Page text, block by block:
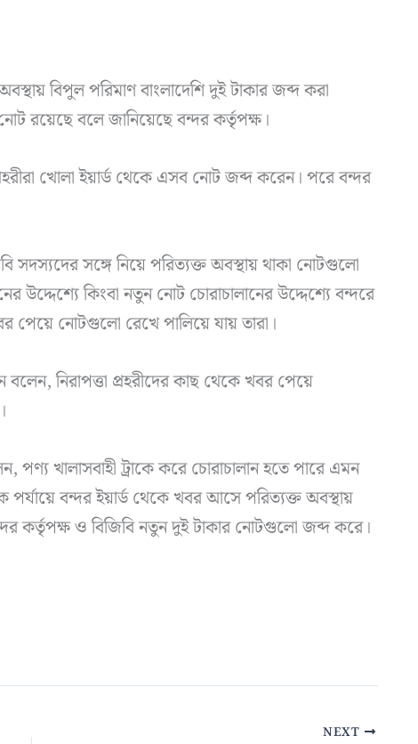
বিপুল পরিমাণ বাংলাদেশি দুই টাকার জব্দ করা
রয়েছে বলে জানিয়েছে বন্দর কর্তৃপক্ষ।
খোলা ইয়ার্ড থেকে এসব নোট জব্দ করেন। পরে বন্দর
সদস্যদের সঙ্গে নিয়ে পরিত্যক্ত অবস্থায় থাকা নোটগুলো
কিংবা নতুন নোট চোরাচালানের উদ্দেশ্যে বন্দরে
পেয়ে নোটগুলো রেখে পালিয়ে যায় তারা।
বলেন, নিরাপত্তা প্রহরীদের কাছ থেকে খবর পেয়ে
খালাসবাহী ট্রাকে করে চোরাচালান হতে পারে এমন
বন্দর ইয়ার্ড থেকে খবর আসে পরিত্যক্ত অবস্থায়
কর্তৃপক্ষ ও বিজিবি নতুন দুই টাকার নোটগুলো জব্দ করে।
NEXT